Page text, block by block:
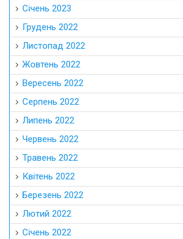
Січень 2023
Грудень 2022
Листопад 2022
Жовтень 2022
Вересень 2022
Серпень 2022
Липень 2022
Червень 2022
Травень 2022
Квітень 2022
Березень 2022
Лютий 2022
Січень 2022